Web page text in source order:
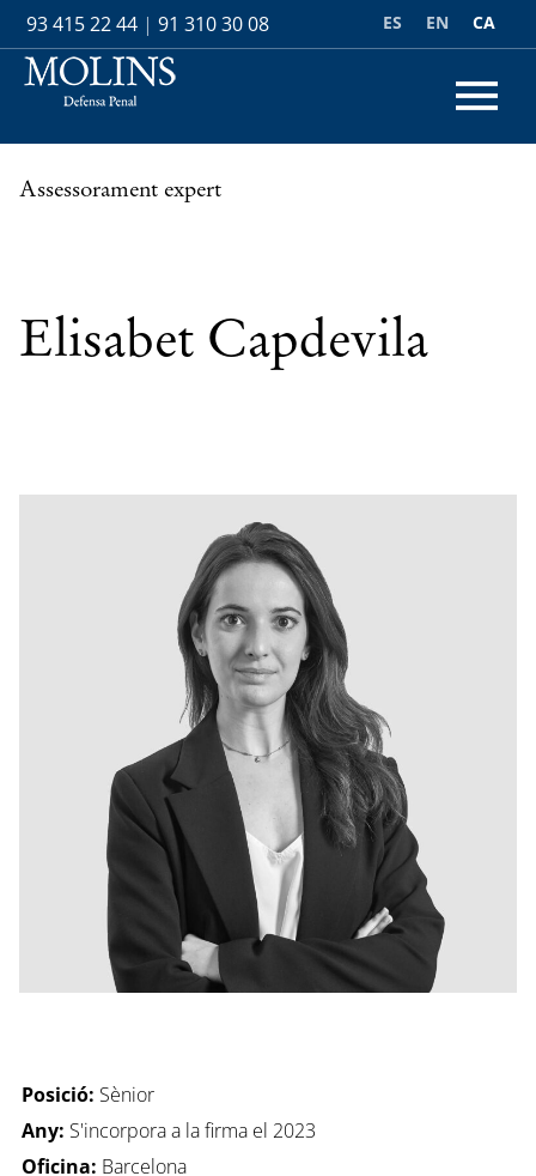
93 415 22 44 | 91 310 30 08 CA
EN
ES
Assessorament expert
Elisabet Capdevila
Posició: Sènior
Any: S'incorpora a la firma el 2023
Oficina: Barcelona